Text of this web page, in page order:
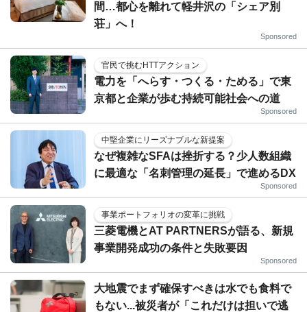
間…都心を離れて軽井沢の「シェア別
荘」へ！
Sponsored
官民で挑むHTTアクション
電力を「へらす・つくる・ためる」で東
京都と企業が歩む持続可能社会への道
Sponsored
中堅企業にリーズナブルな新提案
なぜ複雑なSFAは挫折する？少人数組織
に最適な「名刺管理の延長」で進めるDX
Sponsored
事業ポートフォリオの変革に挑戦
三菱電機とAT PARTNERSが語る、新規
事業開発成功の条件と失敗要因
Sponsored
大地震でまず確保すべきは水でも食料で
もない...被災者が「これだけは担いで逃